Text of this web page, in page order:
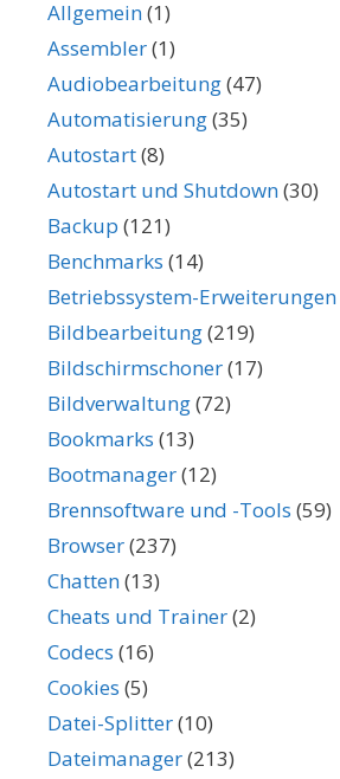
Allgemein(1)
Assembler(1)
Audiobearbeitung(47)
Automatisierung(35)
Autostart(8)
Autostart und Shutdown(30)
Backup (121)
Benchmarks (14)
Betriebssystem-Erweiterungen
Bildbearbeitung(219)
Bildschirmschoner(17)
Bildverwaltung(72)
Bookmarks (13)
Bootmanager(12)
Brennsoftware und -Tools (59)
Browser(237)
Chatten(13)
Cheats und Trainer(2)
Codecs (16)
Cookies (5)
Datei-Splitter(10)
Dateimanager(213)